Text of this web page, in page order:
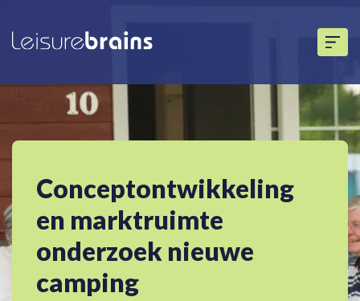
Conceptontwikkeling
en marktruimte
onderzoek nieuwe
camping